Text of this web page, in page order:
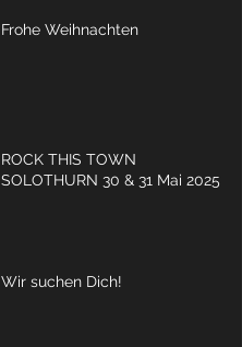
Frohe Weihnachten
ROCK THIS TOWN
SOLOTHURN 30 & 31 Mai 2025
Wir suchen Dich!